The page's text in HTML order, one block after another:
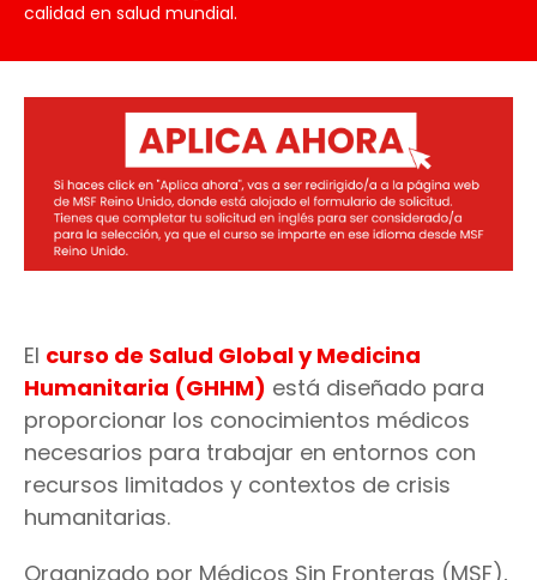
calidad en salud mundial.
El curso de Salud Global y Medicina
Humanitaria (GHHM) está diseñado para
proporcionar los conocimientos médicos
necesarios para trabajar en entornos con
recursos limitados y contextos de crisis
humanitarias.
Organizado por Médicos Sin Fronteras (MSF),